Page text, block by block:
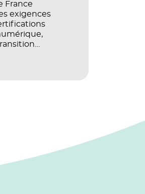
France
exigences
concrets pour